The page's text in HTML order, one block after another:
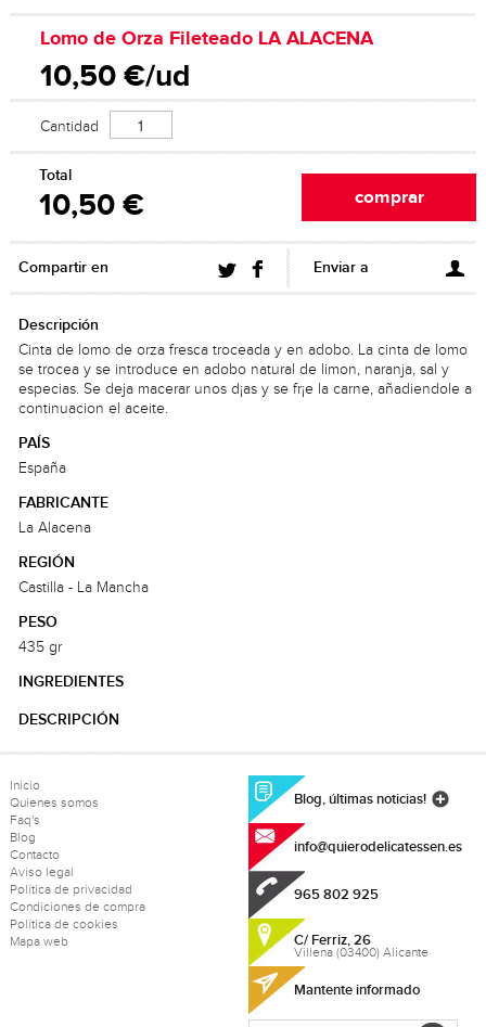
Lomo de Orza Fileteado LA ALACENA
10,50 €/ud
Cantidad
Total
10,50 €
Compartir en Enviar a
Descripción
Cinta de lomo de orza fresca troceada y en adobo. La cinta de lomo
se trocea y se introduce en adobo natural de limon, naranja, sal y
especias. Se deja macerar unos d¡as y se fr¡e la carne, añadiendole a
continuacion el aceite.
PAÍS
España
FABRICANTE
La Alacena
REGIÓN
Castilla - La Mancha
PESO
435 gr
INGREDIENTES
DESCRIPCIÓN
Inicio
Quienes somos
Faq's
Blog
Contacto
Aviso legal
Política de privacidad
Condiciones de compra
Política de cookies
Mapa web
Blog, últimas noticias!
info@quierodelicatessen.es
965 802 925
C/ Ferriz, 26
Villena (03400) Alicante
Mantente informado